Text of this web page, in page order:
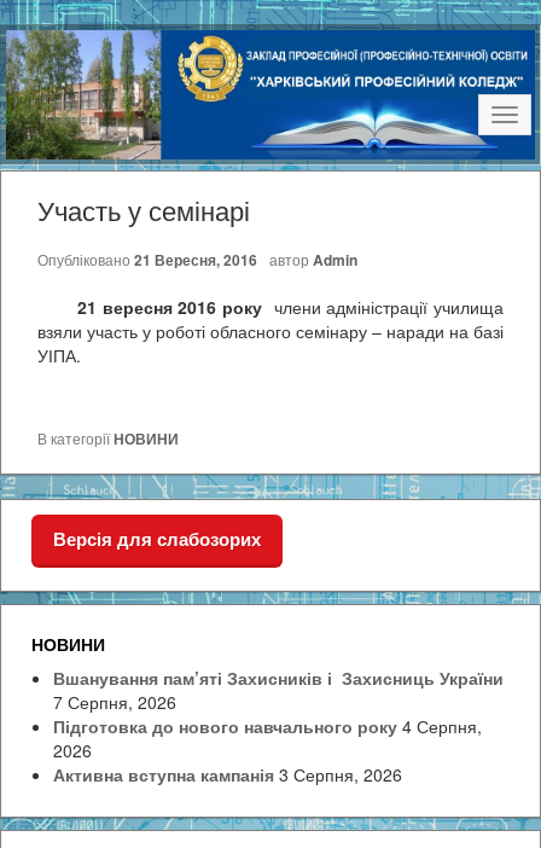
Участь у семінарі
Опубліковано 21 Вересня, 2016 автор Admin
21 вересня 2016 року члени адміністрації училища
взяли участь у роботі обласного семінару – наради на базі
УІПА.
В категоріїНОВИНИ
Версія для слабозорих
НОВИНИ
Вшанування пам’яті Захисників і Захисниць України
7 Серпня, 2026
Підготовка до нового навчального року 4 Серпня,
2026
Активна вступна кампанія 3 Серпня, 2026